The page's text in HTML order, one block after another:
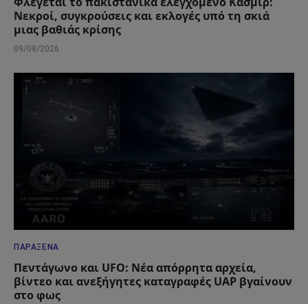
Νεκροί, συγκρούσεις και εκλογές υπό τη σκιά
μιας βαθιάς κρίσης
09/08/2026
ΠΑΡΆΞΕΝΑ
Πεντάγωνο και UFO: Νέα απόρρητα αρχεία,
βίντεο και ανεξήγητες καταγραφές UAP βγαίνουν
στο φως